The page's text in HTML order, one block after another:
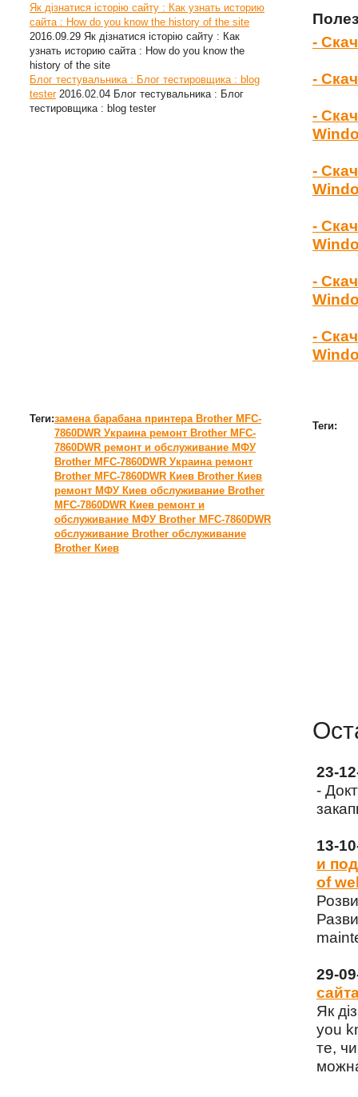
Як дізнатися історію сайту : Как узнать историю
сайта : How do you know the history of the site
2016.09.29 Як дізнатися історію сайту : Как
узнать историю сайта : How do you know the
history of the site
Блог тестувальника : Блог тестировщика : blog
tester 2016.02.04 Блог тестувальника : Блог
тестировщика : blog tester
Теги:замена барабана принтера Brother MFC-
7860DWR Украина ремонт Brother MFC-
7860DWR ремонт и обслуживание МФУ
Brother MFC-7860DWR Украина ремонт
Brother MFC-7860DWR Киев Brother Киев
ремонт МФУ Киев обслуживание Brother
MFC-7860DWR Киев ремонт и
обслуживание МФУ Brother MFC-7860DWR
обслуживание Brother обслуживание
Brother Киев
-
-
-
-
-
-
-
Теги:
23-
-
13-
и
of
29-
Як
you
те,